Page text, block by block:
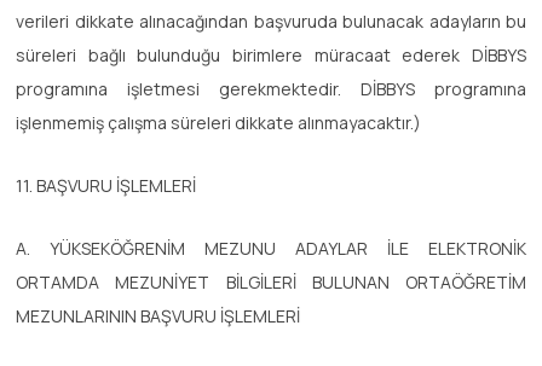
verileri dikkate alınacağından başvuruda bulunacak adayların bu
süreleri bağlı bulunduğu birimlere müracaat ederek DİBBYS
programına işletmesi gerekmektedir. DİBBYS programına
işlenmemiş çalışma süreleri dikkate alınmayacaktır.)
11. BAŞVURU İŞLEMLERİ
A. YÜKSEKÖĞRENİM MEZUNU ADAYLAR İLE ELEKTRONİK
ORTAMDA MEZUNİYET BİLGİLERİ BULUNAN ORTAÖĞRETİM
MEZUNLARININ BAŞVURU İŞLEMLERİ